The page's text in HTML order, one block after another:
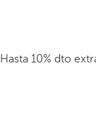
Hasta 10% dto